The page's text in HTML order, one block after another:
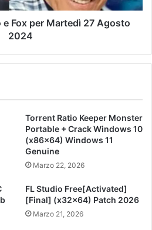
Fox per Martedì 27 Agosto
2024
Torrent Ratio Keeper Monster
Portable + Crack Windows 10
(x86x64) Windows 11
Genuine
Marzo 22, 2026
FL Studio Free[Activated]
[Final] (x32x64) Patch 2026
Marzo 21, 2026